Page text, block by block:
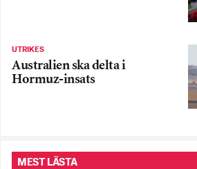
UTRIKES
Australien ska delta i
Hormuz-insats
MEST LÄSTA